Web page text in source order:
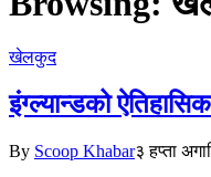
खेलकुद
इंग्ल्यान्डको
By Scoop Khabar३ हप्ता